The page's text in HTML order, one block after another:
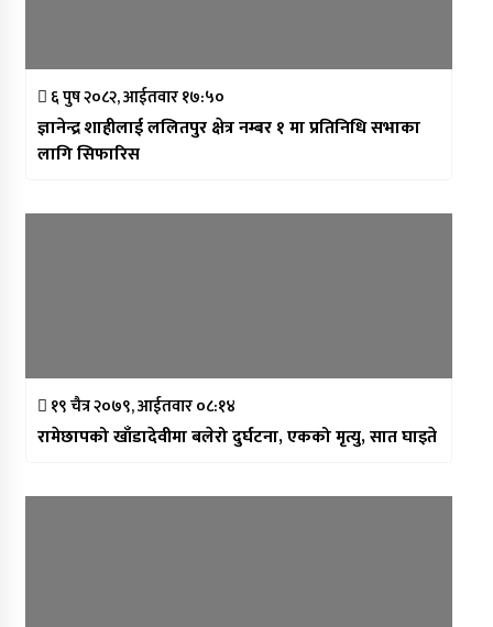
६ पुष २०८२, आईतवार १७:५०
ज्ञानेन्द्र शाहीलाई ललितपुर क्षेत्र नम्बर १ मा प्रतिनिधि सभाका
लागि सिफारिस
१९ चैत्र २०७९, आईतवार ०८:१४
रामेछापको खाँडादेवीमा बलेरो दुर्घटना, एकको मृत्यु, सात घाइते